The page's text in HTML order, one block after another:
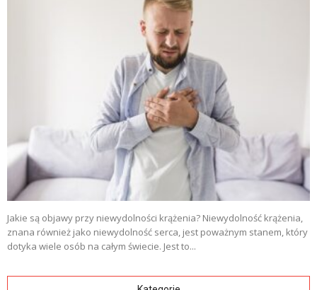
Jakie są objawy przy niewydolności krążenia? Niewydolność krążenia,
znana również jako niewydolność serca, jest poważnym stanem, który
dotyka wiele osób na całym świecie. Jest to...